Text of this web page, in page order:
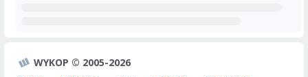
WYKOP © 2005-2026